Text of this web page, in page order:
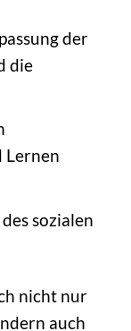
der
die
Lernen
sozialen
nicht nur
auch